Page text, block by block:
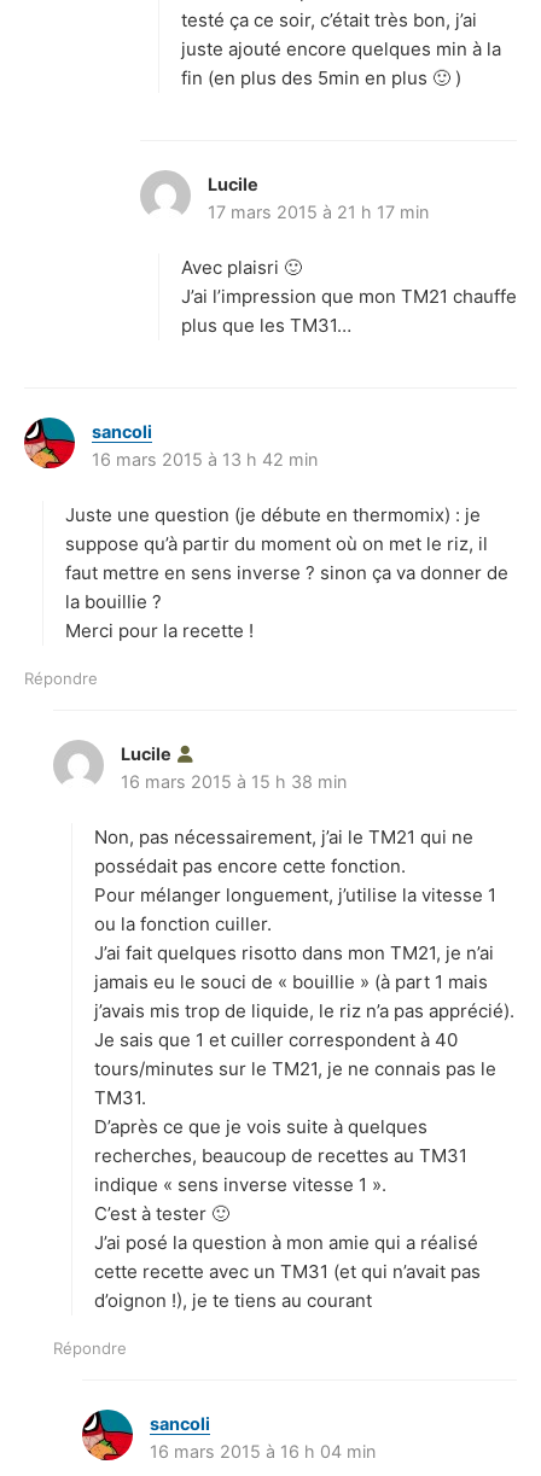
:
testé ça ce soir, c’était très bon, j’ai
juste ajouté encore quelques min à la
fin (en plus des 5min en plus 🙂 )
Lucile
i
:
17 mars 2015 à 21 h 17 min
Avec plaisri 🙂
J’ai l’impression que mon TM21 chauffe
plus que les TM31…
sancoli
i
:
16 mars 2015 à 13 h 42 min
Juste une question (je débute en thermomix) : je
suppose qu’à partir du moment où on met le riz, il
faut mettre en sens inverse ? sinon ça va donner de
la bouillie ?
Merci pour la recette !
Répondre
Lucile
i
:
16 mars 2015 à 15 h 38 min
Non, pas nécessairement, j’ai le TM21 qui ne
possédait pas encore cette fonction.
Pour mélanger longuement, j’utilise la vitesse 1
ou la fonction cuiller.
J’ai fait quelques risotto dans mon TM21, je n’ai
jamais eu le souci de « bouillie » (à part 1 mais
j’avais mis trop de liquide, le riz n’a pas apprécié).
Je sais que 1 et cuiller correspondent à 40
tours/minutes sur le TM21, je ne connais pas le
TM31.
D’après ce que je vois suite à quelques
recherches, beaucoup de recettes au TM31
indique « sens inverse vitesse 1 ».
C’est à tester 🙂
J’ai posé la question à mon amie qui a réalisé
cette recette avec un TM31 (et qui n’avait pas
d’oignon !), je te tiens au courant
Répondre
sancoli
i
16 mars 2015 à 16 h 04 min